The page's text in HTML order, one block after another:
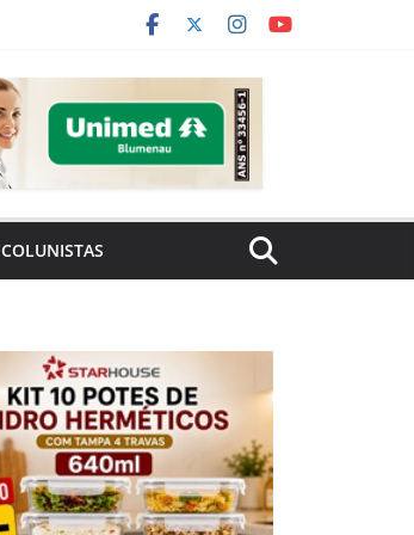
COLUNISTAS